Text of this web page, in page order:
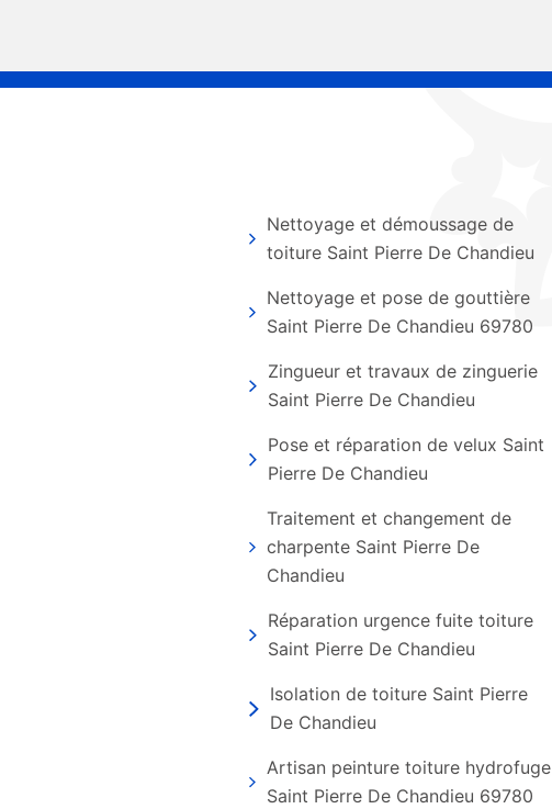
Nettoyage et démoussage de
toiture Saint Pierre De Chandieu
Nettoyage et pose de gouttière
Saint Pierre De Chandieu 69780
Zingueur et travaux de zinguerie
Saint Pierre De Chandieu
Pose et réparation de velux Saint
Pierre De Chandieu
Traitement et changement de
charpente Saint Pierre De
Chandieu
Réparation urgence fuite toiture
Saint Pierre De Chandieu
Isolation de toiture Saint Pierre
De Chandieu
Artisan peinture toiture hydrofuge
Saint Pierre De Chandieu 69780